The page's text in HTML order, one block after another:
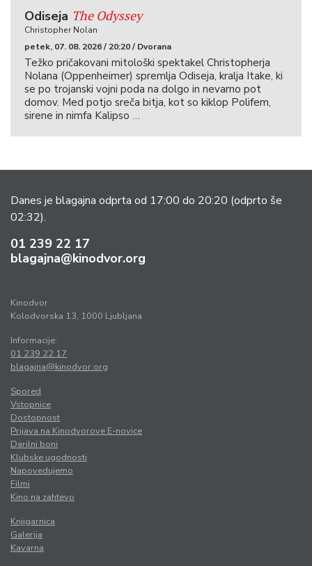
Odiseja The Odyssey
Christopher Nolan
petek, 07. 08. 2026 / 20:20 / Dvorana
Težko pričakovani mitološki spektakel Christopherja
Nolana (Oppenheimer) spremlja Odiseja, kralja Itake, ki
se po trojanski vojni poda na dolgo in nevarno pot
domov. Med potjo sreča bitja, kot so kiklop Polifem,
sirene in nimfa Kalipso …
Danes je blagajna odprta od 17:00 do 20:20 (odprto še
02:32).
01 239 22 17
blagajna@kinodvor.org
Kinodvor
Kolodvorska 13, 1000 Ljubljana
Informacije:
01 239 22 17
blagajna@kinodvor.org
Spored
Vstopnice
Dostopnost
Prijava na Kinodvorove E-novice
Darilni boni
Klubske ugodnosti
Napovedujemo
Filmi
Kino na zahtevo
Knjigarnica
Galerija
Kavarna